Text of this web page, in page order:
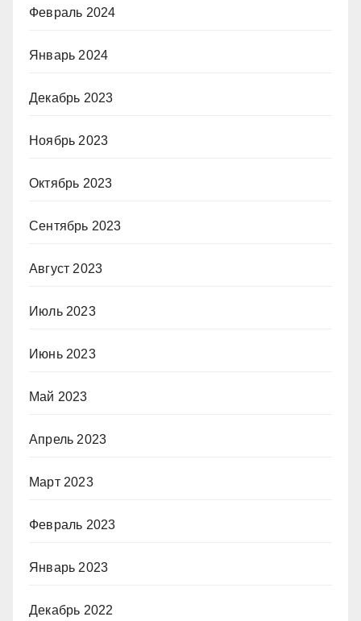
Февраль 2024
Январь 2024
Декабрь 2023
Ноябрь 2023
Октябрь 2023
Сентябрь 2023
Август 2023
Июль 2023
Июнь 2023
Май 2023
Апрель 2023
Март 2023
Февраль 2023
Январь 2023
Декабрь 2022